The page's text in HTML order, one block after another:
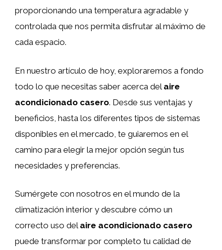
proporcionando una temperatura agradable y
controlada que nos permita disfrutar al máximo de
cada espacio.
En nuestro artículo de hoy, exploraremos a fondo
todo lo que necesitas saber acerca del aire
acondicionado casero. Desde sus ventajas y
beneficios, hasta los diferentes tipos de sistemas
disponibles en el mercado, te guiaremos en el
camino para elegir la mejor opción según tus
necesidades y preferencias.
Sumérgete con nosotros en el mundo de la
climatización interior y descubre cómo un
correcto uso del aire acondicionado casero
puede transformar por completo tu calidad de